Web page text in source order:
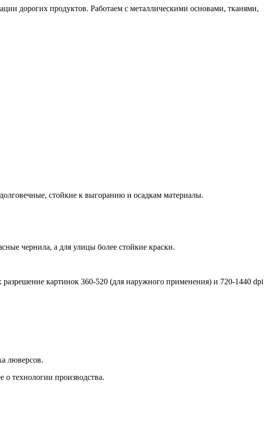
дорогих продуктов. Работаем с металлическими основами, тканями,
стойкие к выгоранию и осадкам материалы.
чернила, а для улицы более стойкие краски.
картинок 360-520 (для наружного применения) и 720-1440 dpi
люверсов.
о технологии производства.